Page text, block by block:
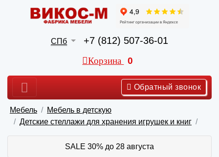
СПб +7 (812) 507-36-01
Корзина 0
Обратный звонок
Мебель
Мебель в детскую
Детские стеллажи для хранения игрушек и книг
SALE 30% до 28 августа